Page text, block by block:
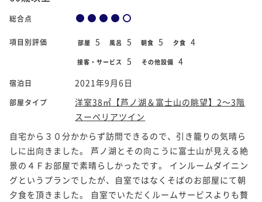
総合点
項目別評価 部屋 5 風呂 5 朝食 5 夕食 4
接客・サービス 5 その他設備 4
宿泊日 2021年9月6日
部屋タイプ
洋室38㎡【芦ノ湖＆富士山の眺望】2～3階
スーペリアツイン
自宅から３０分かからず訪問できるので、引き籠りの気晴ら
しに出向きました。 芦ノ湖とその向こうに富士山が見える絶
景の４Ｆお部屋で素晴らしかったです。 インルームダイニン
グというプランでしたが、自室ではなくそばのお部屋にて朝
夕食を頂きました。 自室でいただくルームサービスよりも贅